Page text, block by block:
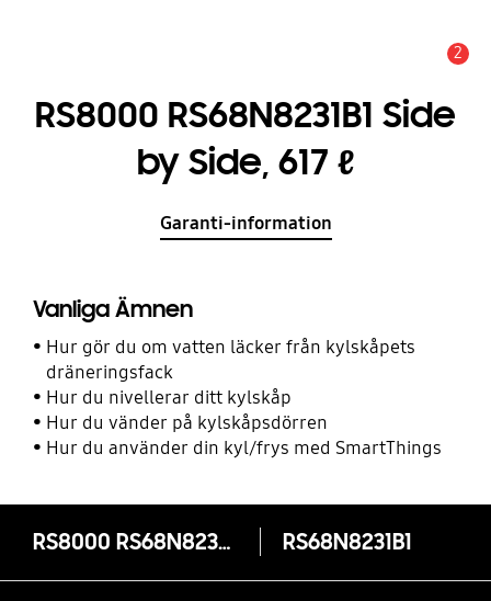
2
RS8000 RS68N8231B1 Side
by Side, 617 ℓ
Garanti-information
Vanliga Ämnen
Hur gör du om vatten läcker från kylskåpets
dräneringsfack
Hur du nivellerar ditt kylskåp
Hur du vänder på kylskåpsdörren
Hur du använder din kyl/frys med SmartThings
RS8000 RS68N8231B1 Side by Side, 617 ℓ RS68N8231B1